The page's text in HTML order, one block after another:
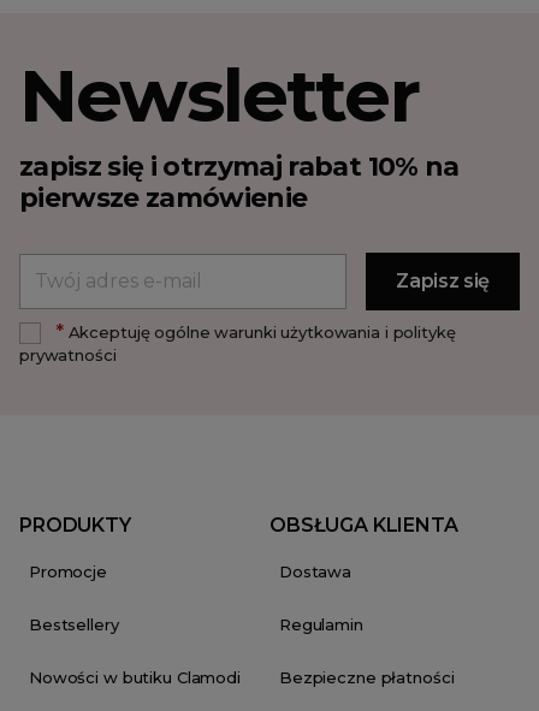
Newsletter
zapisz się i otrzymaj rabat 10% na
pierwsze zamówienie
*Akceptuję ogólne warunki użytkowania i politykę
prywatności
PRODUKTY
Promocje
Bestsellery
Nowości w butiku Clamodi
OBSŁUGA KLIENTA
Dostawa
Regulamin
Bezpieczne płatności